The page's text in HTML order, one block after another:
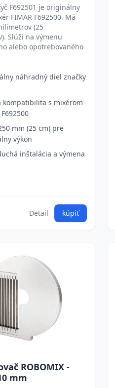
F692501 je originálny
FIMAR F692500. Má
(25
Slúži na výmenu
alebo opotrebovaného
náhradný diel značky
kompatibilita s mixérom
mm (25 cm) pre
výkon
inštalácia a výmena
Detail kúpiť
ROBOMIX -
mm